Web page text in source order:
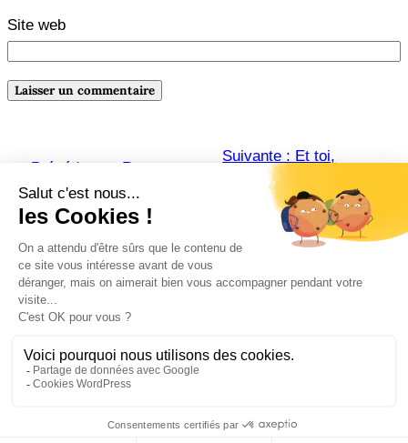
Site web
Précédente : Retour sur ma
première séance de dédicaces
Suivante : Et toi,
comment tu marques ta
→
© Lynda Guillemaud | Comm’ & Romans – 2026.